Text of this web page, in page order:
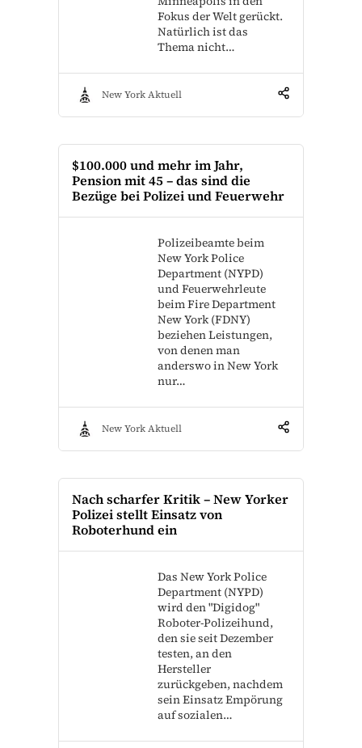
Fokus der Welt gerückt.
Natürlich ist das
Thema nicht…
New York Aktuell
$100.000 und mehr im Jahr,
Pension mit 45 – das sind die
Bezüge bei Polizei und Feuerwehr
Polizeibeamte beim
New York Police
Department (NYPD)
und Feuerwehrleute
beim Fire Department
New York (FDNY)
beziehen Leistungen,
von denen man
anderswo in New York
nur…
New York Aktuell
Nach scharfer Kritik – New Yorker
Polizei stellt Einsatz von
Roboterhund ein
Das New York Police
Department (NYPD)
wird den "Digidog"
Roboter-Polizeihund,
den sie seit Dezember
testen, an den
Hersteller
zurückgeben, nachdem
sein Einsatz Empörung
auf sozialen…